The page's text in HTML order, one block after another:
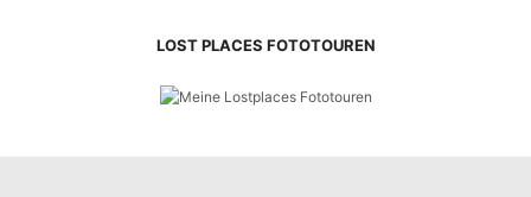
LOST PLACES FOTOTOUREN